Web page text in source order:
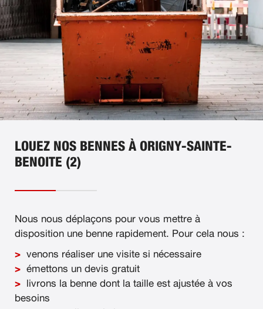
LOUEZ NOS BENNES À ORIGNY-SAINTE-
BENOITE (2)
Nous nous déplaçons pour vous mettre à
disposition une benne rapidement. Pour cela nous :
venons réaliser une visite si nécessaire
émettons un devis gratuit
livrons la benne dont la taille est ajustée à vos
besoins